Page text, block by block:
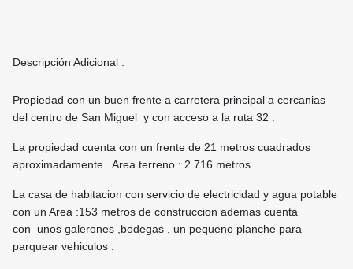
Descripción Adicional :
Propiedad con un buen frente a carretera principal a cercanias
del centro de San Miguel y con acceso a la ruta 32 .
La propiedad cuenta con un frente de 21 metros cuadrados
aproximadamente. Area terreno : 2.716 metros
La casa de habitacion con servicio de electricidad y agua potable
con un Area :153 metros de construccion ademas cuenta
con unos galerones ,bodegas , un pequeno planche para
parquear vehiculos .